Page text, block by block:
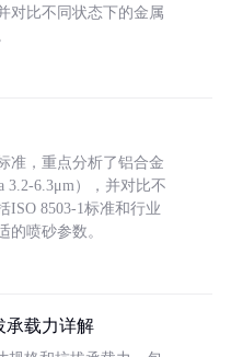
对比不同状态下的金属
准，重点分析了铝合金
3.2-6.3μm），并对比不
ISO 8503-1标准和行业
的喷砂参数。
承载力详解